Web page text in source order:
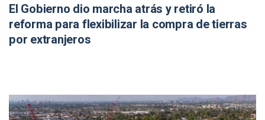
El Gobierno dio marcha atrás y retiró la
reforma para flexibilizar la compra de tierras
por extranjeros